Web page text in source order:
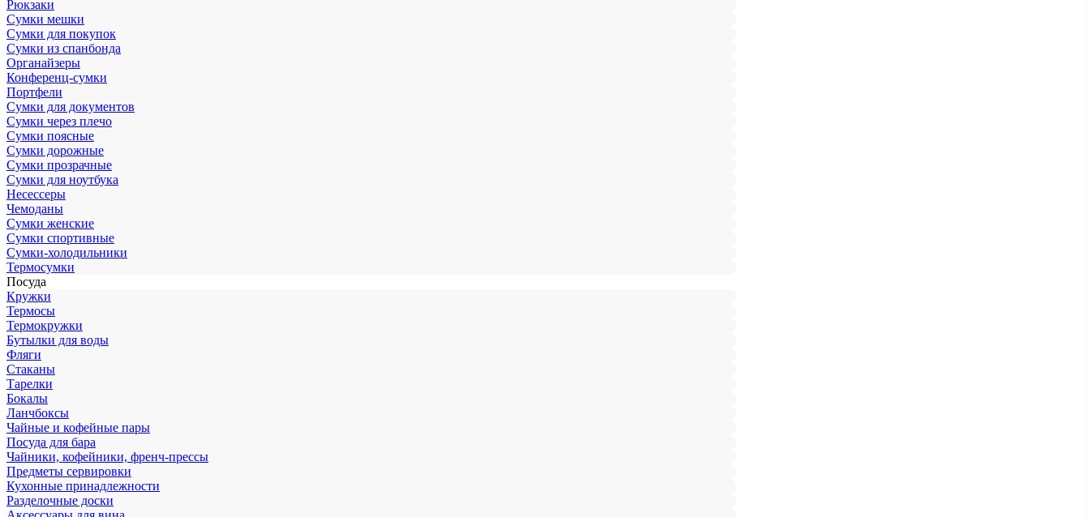
Рюкзаки
Сумки мешки
Сумки для покупок
Сумки из спанбонда
Органайзеры
Конференц-сумки
Портфели
Сумки для документов
Сумки через плечо
Сумки поясные
Сумки дорожные
Сумки прозрачные
Сумки для ноутбука
Несессеры
Чемоданы
Сумки женские
Сумки спортивные
Сумки-холодильники
Термосумки
Посуда
Кружки
Термосы
Термокружки
Бутылки для воды
Фляги
Стаканы
Тарелки
Бокалы
Ланчбоксы
Чайные и кофейные пары
Посуда для бара
Чайники, кофейники, френч-прессы
Предметы сервировки
Кухонные принадлежности
Разделочные доски